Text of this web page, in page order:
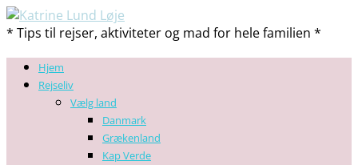
* Tips til rejser, aktiviteter og mad for hele familien *
Hjem
Rejseliv
Vælg land
Danmark
Grækenland
Kap Verde